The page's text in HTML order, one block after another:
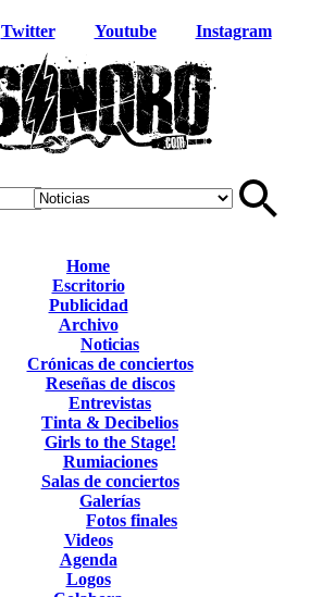
Twitter Youtube Instagram
Home
Escritorio
Publicidad
Archivo
Noticias
Crónicas de conciertos
Reseñas de discos
Entrevistas
Tinta & Decibelios
Girls to the Stage!
Rumiaciones
Salas de conciertos
Galerías
Fotos finales
Videos
Agenda
Logos